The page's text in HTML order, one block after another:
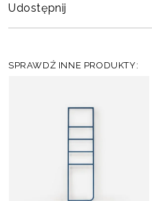
Udostępnij
SPRAWDŹ INNE PRODUKTY: